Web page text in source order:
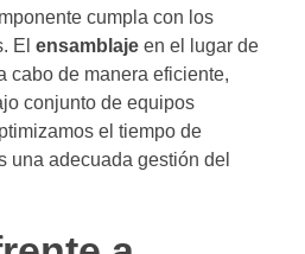
cumpla con los
El ensamblaje en el lugar de
cabo de manera eficiente,
conjunto de equipos
el tiempo de
una adecuada gestión del